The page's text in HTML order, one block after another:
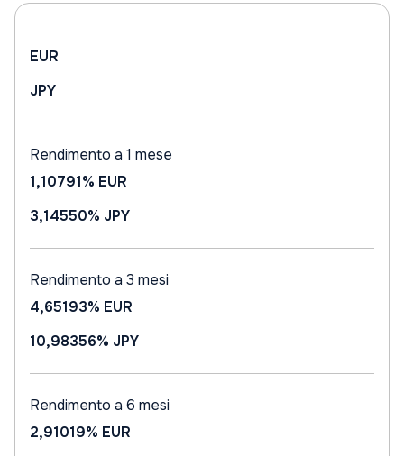
EUR
JPY
Rendimento a 1 mese
1,10791% EUR
3,14550% JPY
Rendimento a 3 mesi
4,65193% EUR
10,98356% JPY
Rendimento a 6 mesi
2,91019% EUR